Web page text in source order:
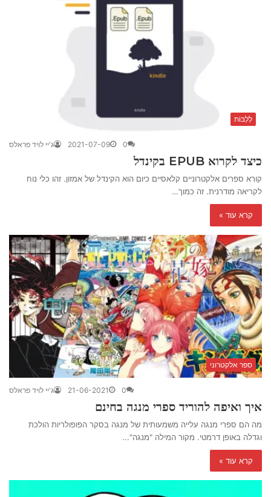
לְלַבּוֹת
ג'יי לויד פראלס 2021-07-09 0
כיצד לקרוא EPUB בקינדל
קורא ספרים אלקטרוניים קלאסיים כיום הוא הקינדל של אמזון. זהו כלי נוח
לקריאה מודרנית. זה כמוך…
קרא עוד »
ספר אלקטרוני
ג'יי לויד פראלס 21-06-2021 0
איך ואיפה להוריד ספרי מנגה בחינם
מה הם ספרי מנגה עלייה משמעותית של מנגה בסקר הפופולריות הולכת
וגדלה באופן דרמטי. מקור המילה "מנגה"...
קרא עוד »